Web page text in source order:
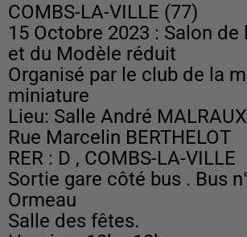
COMBS-LA-VILLE (77)
15 Octobre 2023 : Salon
et du Modèle réduit
Organisé par le club de la
miniature
Lieu: Salle André MALRAUX
Rue Marcelin BERTHELOT
RER : D , COMBS-LA-VILLE
Sortie gare côté bus . Bus
Ormeau
Salle des fêtes.